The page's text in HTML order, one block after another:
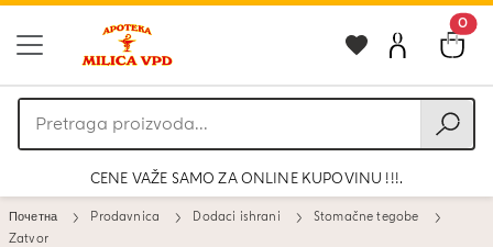
0
Pretraga
proizvoda
CENE VAŽE SAMO ZA ONLINE KUPOVINU !!!.
Почетна Prodavnica Dodaci ishrani
Stomačne tegobe
Zatvor